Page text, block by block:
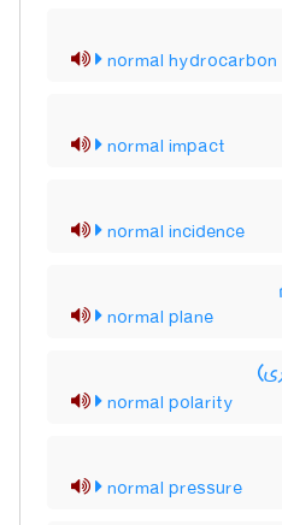
normal hydrocarbon
normal impact
normal incidence
normal plane
normal polarity
normal pressure